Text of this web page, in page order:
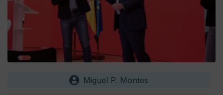
Miguel P. Montes